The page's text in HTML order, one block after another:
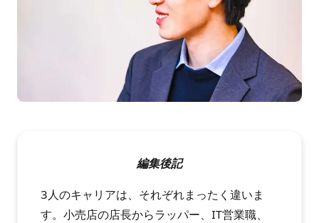
編集後記
3人のキャリアは、それぞれまったく違いま
す。小売店の店長からラッパー、IT営業職、